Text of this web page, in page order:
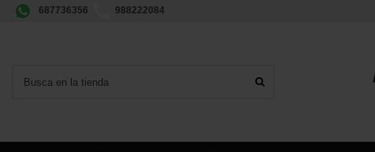
687736356 988222084